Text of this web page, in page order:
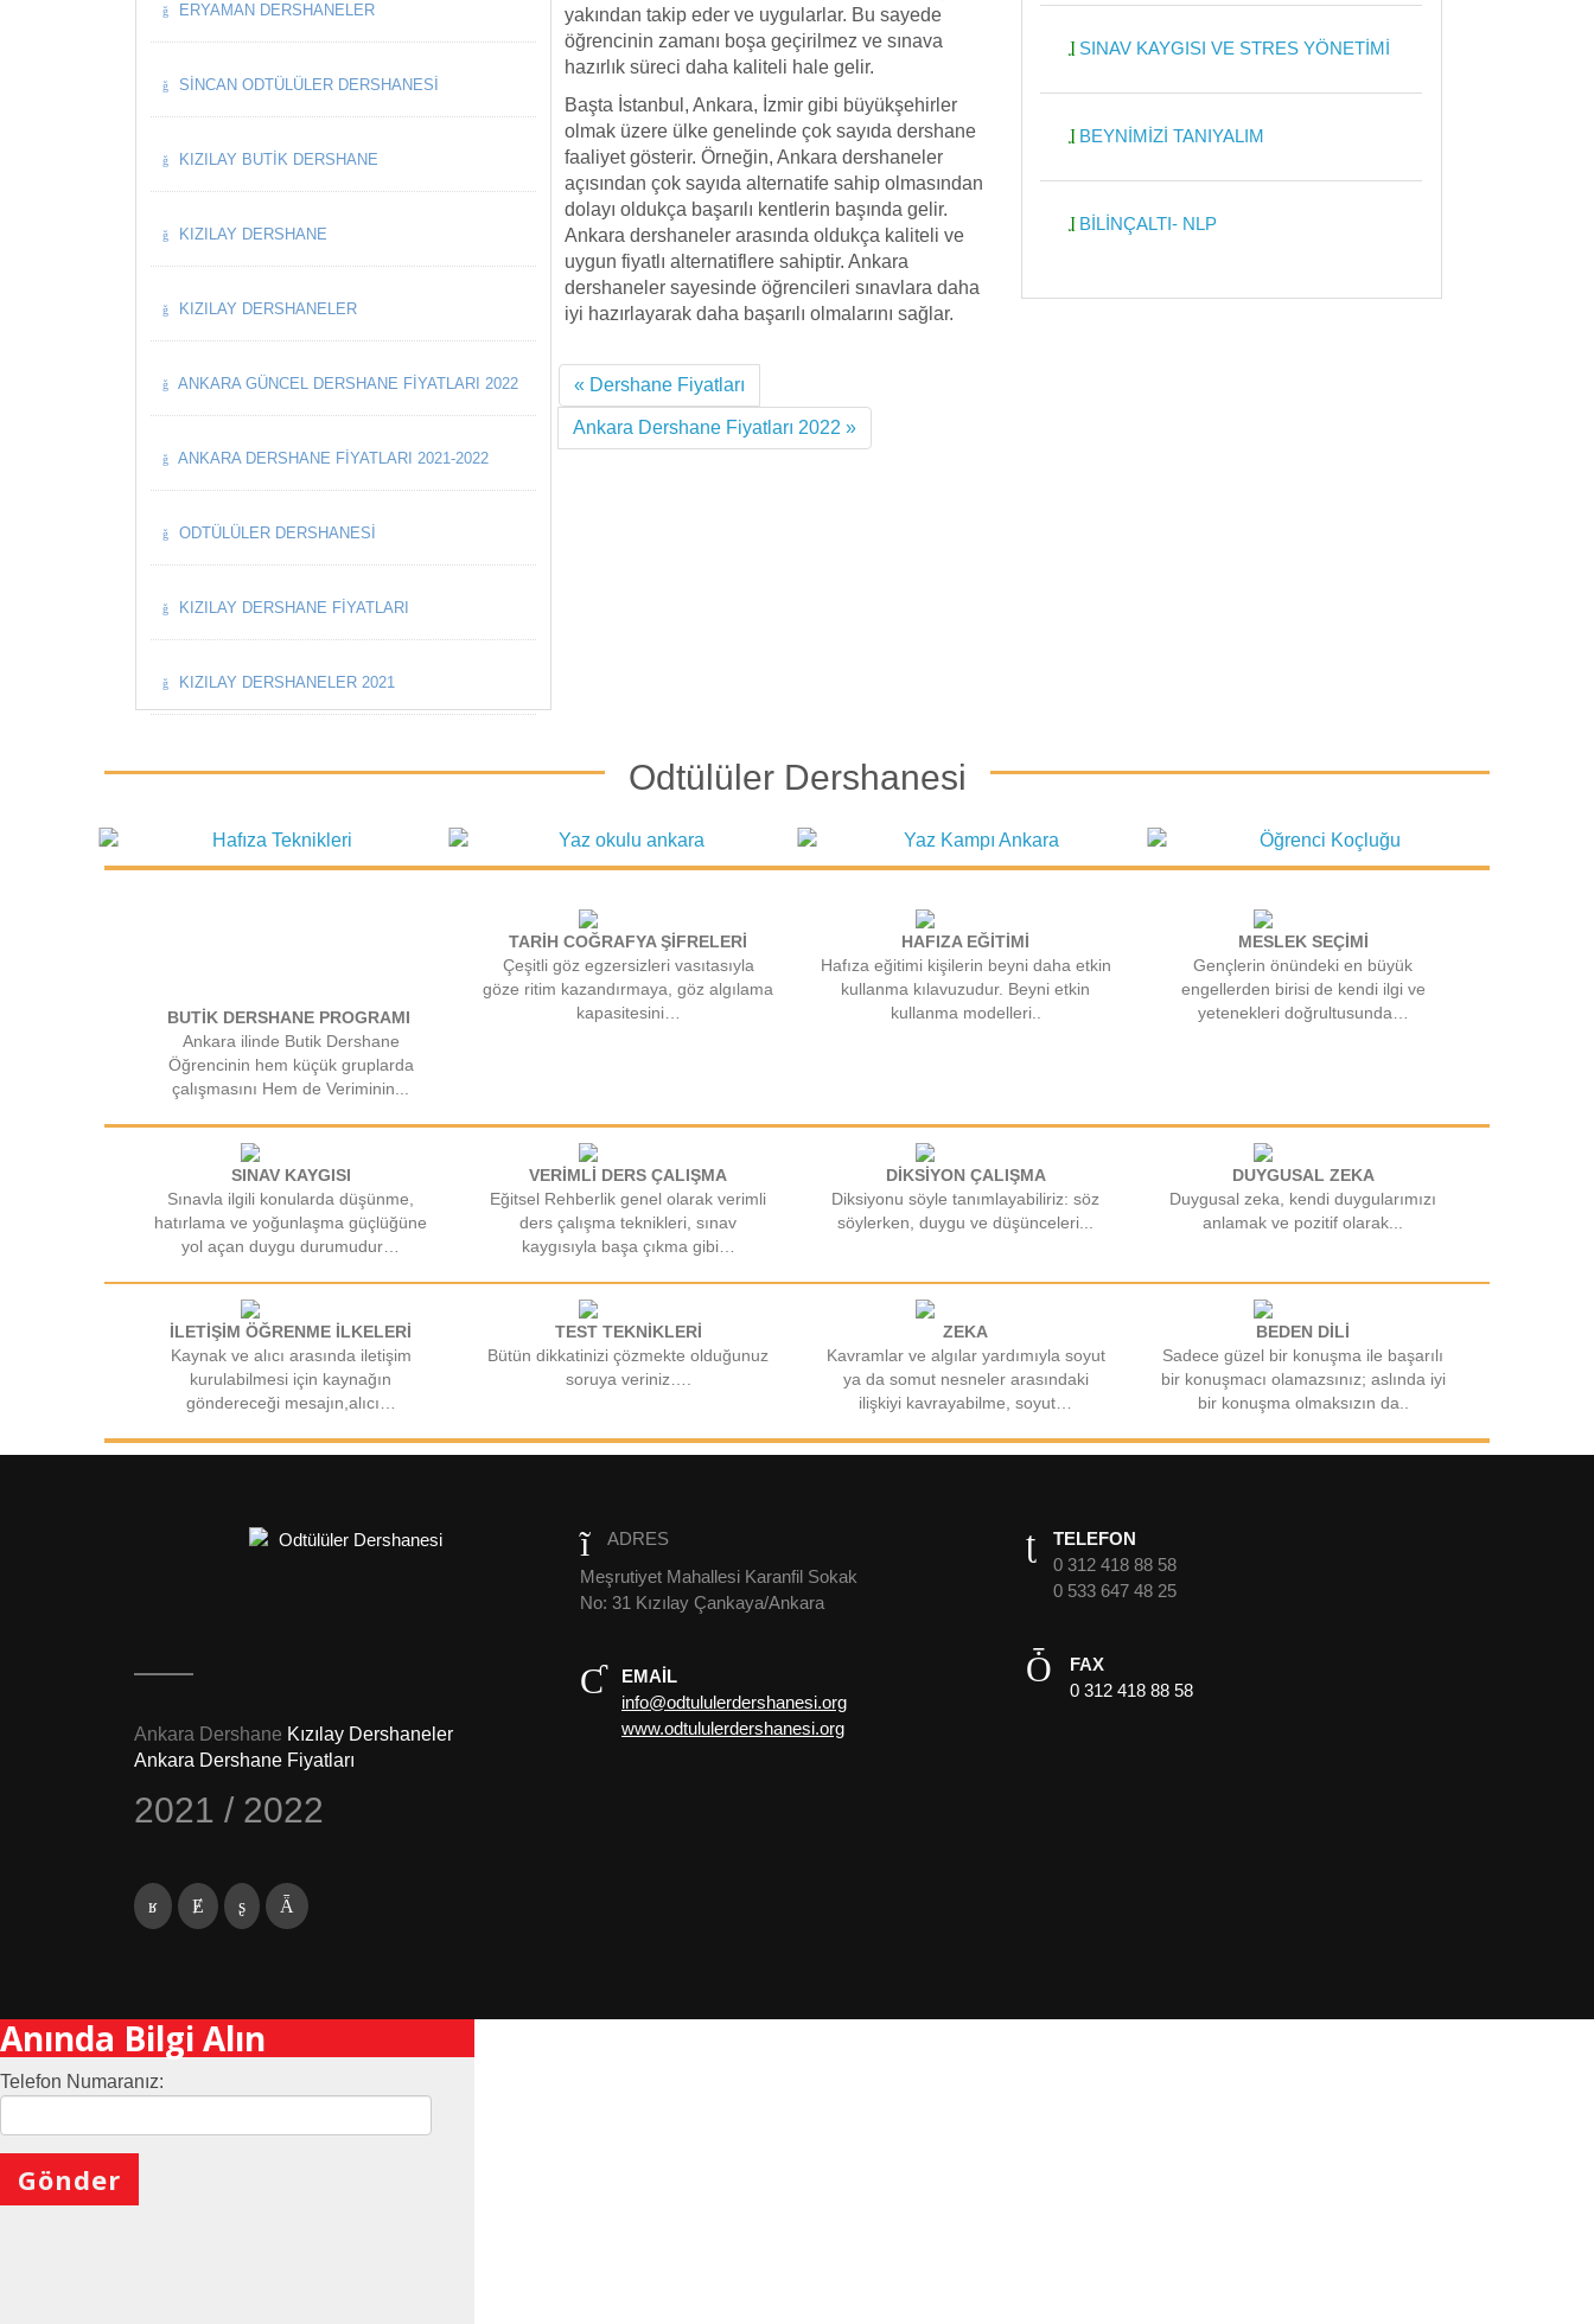
ERYAMAN DERSHANELER
SINCAN ODTÜLÜLER DERSHANESI
KIZILAY BUTIK DERSHANE
KIZILAY DERSHANE
KIZILAY DERSHANELER
ANKARA GÜNCEL DERSHANE FIYATLARI 2022
ANKARA DERSHANE FIYATLARI 2021-2022
ODTÜLÜLER DERSHANESI
KIZILAY DERSHANE FIYATLARI
KIZILAY DERSHANELER 2021
yakından takip eder ve uygularlar. Bu sayede
öğrencinin zamanı boşa geçirilmez ve sınava
hazırlık süreci daha kaliteli hale gelir.
Başta İstanbul, Ankara, İzmir gibi büyükşehirler
olmak üzere ülke genelinde çok sayıda dershane
faaliyet gösterir. Örneğin, Ankara dershaneler
açısından çok sayıda alternatife sahip olmasından
dolayı oldukça başarılı kentlerin başında gelir.
Ankara dershaneler arasında oldukça kaliteli ve
uygun fiyatlı alternatiflere sahiptir. Ankara
dershaneler sayesinde öğrencileri sınavlara daha
iyi hazırlayarak daha başarılı olmalarını sağlar.
« Dershane Fiyatları
Ankara Dershane Fiyatları 2022 »
SINAV KAYGISI VE STRES YÖNETİMİ
BEYNİMİZİ TANIYALIM
BİLİNÇALTI- NLP
Odtülüler Dershanesi
BUTİK DERSHANE PROGRAMI
Ankara ilinde Butik Dershane
Öğrencinin hem küçük gruplarda
çalışmasını Hem de Veriminin...
TARİH COĞRAFYA ŞİFRELERİ
Çeşitli göz egzersizleri vasıtasıyla
göze ritim kazandırmaya, göz algılama
kapasitesini…
HAFIZA EĞİTİMİ
Hafıza eğitimi kişilerin beyni daha etkin
kullanma kılavuzudur. Beyni etkin
kullanma modelleri..
MESLEK SEÇİMİ
Gençlerin önündeki en büyük
engellerden birisi de kendi ilgi ve
yetenekleri doğrultusunda…
SINAV KAYGISI
Sınavla ilgili konularda düşünme,
hatırlama ve yoğunlaşma güçlüğüne
yol açan duygu durumudur…
VERİMLİ DERS ÇALIŞMA
Eğitsel Rehberlik genel olarak verimli
ders çalışma teknikleri, sınav
kaygısıyla başa çıkma gibi…
DİKSİYON ÇALIŞMA
Diksiyonu söyle tanımlayabiliriz: söz
söylerken, duygu ve düşünceleri...
DUYGUSAL ZEKA
Duygusal zeka, kendi duygularımızı
anlamak ve pozitif olarak...
İLETİŞİM ÖĞRENME İLKELERİ
Kaynak ve alıcı arasında iletişim
kurulabilmesi için kaynağın
göndereceği mesajın,alıcı…
TEST TEKNİKLERİ
Bütün dikkatinizi çözmekte olduğunuz
soruya veriniz….
ZEKA
Kavramlar ve algılar yardımıyla soyut
ya da somut nesneler arasındaki
ilişkiyi kavrayabilme, soyut…
BEDEN DİLİ
Sadece güzel bir konuşma ile başarılı
bir konuşmacı olamazsınız; aslında iyi
bir konuşma olmaksızın da..
Ankara Dershane Kızılay Dershaneler
Ankara Dershane Fiyatları
2021 / 2022
ADRES
Meşrutiyet Mahallesi Karanfil Sokak
No: 31 Kızılay Çankaya/Ankara
EMAIL
info@odtululerdershanesi.org
www.odtululerdershanesi.org
TELEFON
0 312 418 88 58
0 533 647 48 25
FAX
0 312 418 88 58
Anında Bilgi Alın
Telefon Numaranız: